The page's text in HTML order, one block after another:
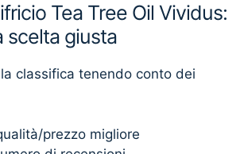
Tea Tree Oil Vividus:
scelta giusta
classifica tenendo conto dei
prezzo migliore